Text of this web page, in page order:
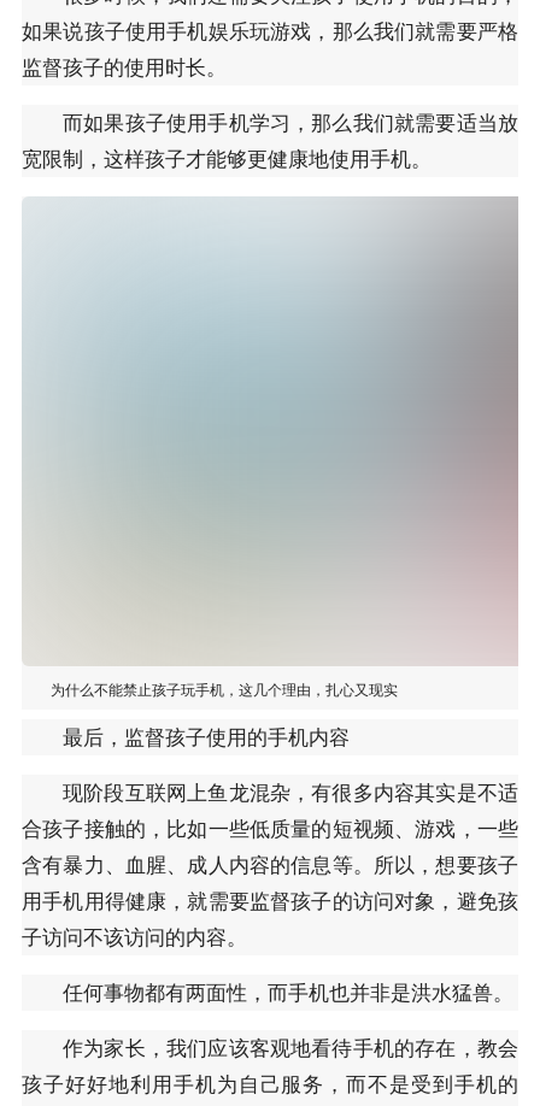
如果说孩子使用手机娱乐玩游戏，那么我们就需要严格
监督孩子的使用时长。
而如果孩子使用手机学习，那么我们就需要适当放
宽限制，这样孩子才能够更健康地使用手机。
为什么不能禁止孩子玩手机，这几个理由，扎心又现实
最后，监督孩子使用的手机内容
现阶段互联网上鱼龙混杂，有很多内容其实是不适
合孩子接触的，比如一些低质量的短视频、游戏，一些
含有暴力、血腥、成人内容的信息等。所以，想要孩子
用手机用得健康，就需要监督孩子的访问对象，避免孩
子访问不该访问的内容。
任何事物都有两面性，而手机也并非是洪水猛兽。
作为家长，我们应该客观地看待手机的存在，教会
孩子好好地利用手机为自己服务，而不是受到手机的